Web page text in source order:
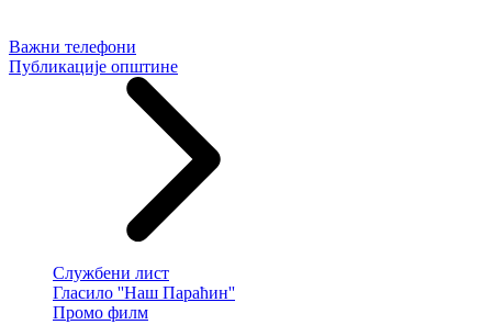
Важни телефони
Публикације општине
Службени лист
Гласило ''Наш Параћин''
Промо филм